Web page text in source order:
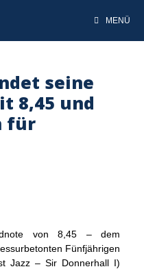
MENÜ
seine
8,45 und
für
von 8,45 – dem
Fünfjährigen
Jazz – Sir Donnerhall I)